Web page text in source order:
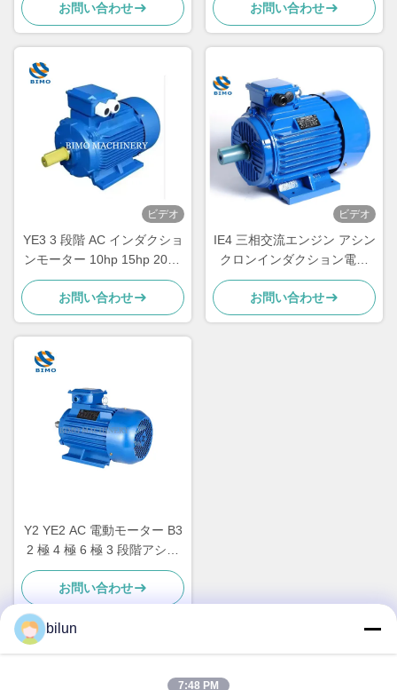
お問い合わせ
お問い合わせ
ビデオ
YE3 3 段階 AC インダクショ
ンモーター 10hp 15hp 20hp
30hp 40hp 50hp 電動モータ
ー
お問い合わせ
ビデオ
IE4 三相交流エンジン アシン
クロンインダクション電機
7.5KW 10HP 380V 50HZ
お問い合わせ
Y2 YE2 AC 電動モーター B3
2 極 4 極 6 極 3 段階アシン
クロンインダクションモータ
ー
お問い合わせ
bilun
7:48 PM